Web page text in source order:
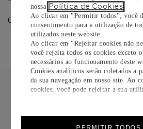
nossa Política de Cookies
Ao clicar em "Permitir todos", você
consentimento para a utilização de
utilizados neste website.
Ao clicar em "Rejeitar cookies não
você rejeita todos os cookies exceto
necessários ao funcionamento deste
Cookies analíticos serão coletados a
da sua navegação em nosso site. Ao
cookies, você pode rejeitar a sua
Consultar Entregas Consultar
FRETE CORTESIA